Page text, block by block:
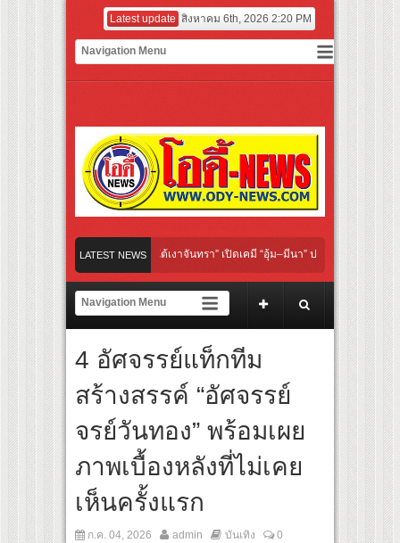
Latest update สิงหาคม 6th, 2026 2:20 PM
LATEST NEWS
“Under Her Rules ใต้เงาจันทรา” เปิดเคมี “อุ้ม–มีนา” ประกบคู่ครั้งสำคัญ ชวนแฟ
“เลิกอาย เลิกเงียบ เลิกชะล่าใจ” เรื่อง HPV ในแคมเปญ “HPV ไม่เป็นไร…ไม่ได้”
ยงเชียร์ สู่ทีมชาติไทย ชวนแฟนลูกยางใกล้ชิดนักตบสาวทีมชาติไทย 15 ส.ค.นี้
าผนังระดับโลก “ปู่ม่านย่าม่าน” เรียนรู้นวัตกรรมผักเชียงดาใน “หอมแผ่นดินฯ”
ร์มยักษ์ ‘คุณยายวรนาฏ’ (INHERIT) เตรียมคายตะขาบหนังไทยในรอบปฐมทัศน์โลก
สุดชีวิต โกนหัวรับบทแม่ชี นำทีมนักแสดงประชันความสยอง!
“Under Her Rules ใต้เงาจันทรา” เปิดเคมี “อุ้ม–มีนา” ประกบคู่ครั้งสำคัญ ชวนแฟ
4 อัศจรรย์แท็กทีม
สร้างสรรค์ “อัศจรรย์
จรย์วันทอง” พร้อมเผย
ภาพเบื้องหลังที่ไม่เคย
เห็นครั้งแรก
ก.ค. 04, 2026 admin บันเทิง 0